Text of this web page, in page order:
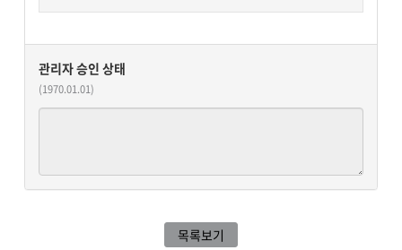
관리자 승인 상태
(1970.01.01)
목록보기